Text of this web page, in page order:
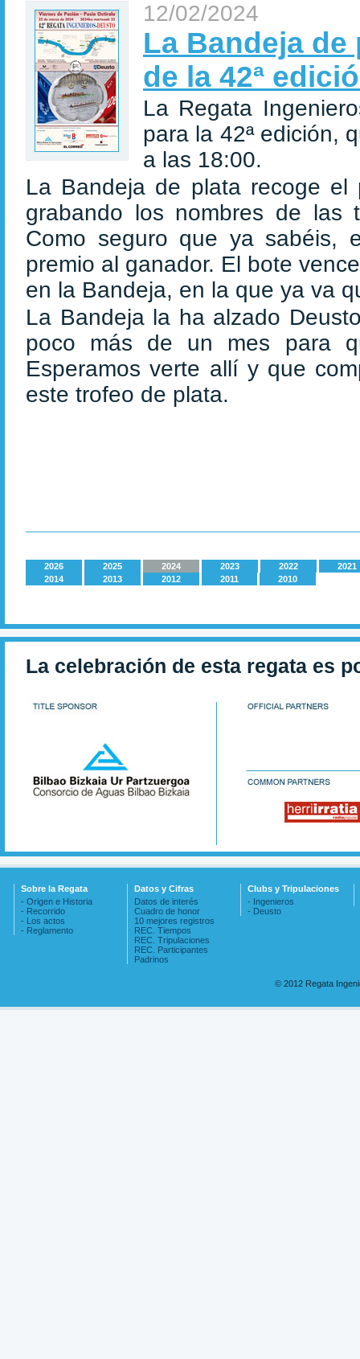
12/02/2024
La Bandeja
de la 42ª
La Regata
para la 42ª edición,
a las 18:00.
La Bandeja de plata recoge
grabando los nombres de las
Como seguro que ya sabéis,
premio al ganador. El bote
en la Bandeja, en la que ya va
La Bandeja la ha alzado
poco más de un mes para
Esperamos verte allí y que
este trofeo de plata.
2026 2025 2024 2023 2022
2021
2014
2013 2012 2011 2010
La celebración de esta regata es
Sobre la Regata
- Origen e Historia
- Recorrido
- Los actos
- Reglamento
Datos y Cifras
Datos de interés
Cuadro de honor
10 mejores registros
REC. Tiempos
REC. Tripulaciones
REC. Participantes
Padrinos
Clubs y Tripulaciones
- Ingenieros
- Deusto
© 2012 Regata